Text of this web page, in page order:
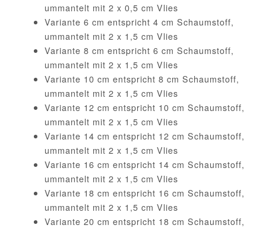
ummantelt mit 2 x 0,5 cm Vlies
Variante 6 cm entspricht 4 cm Schaumstoff,
ummantelt mit 2 x 1,5 cm Vlies
Variante 8 cm entspricht 6 cm Schaumstoff,
ummantelt mit 2 x 1,5 cm Vlies
Variante 10 cm entspricht 8 cm Schaumstoff,
ummantelt mit 2 x 1,5 cm Vlies
Variante 12 cm entspricht 10 cm Schaumstoff,
ummantelt mit 2 x 1,5 cm Vlies
Variante 14 cm entspricht 12 cm Schaumstoff,
ummantelt mit 2 x 1,5 cm Vlies
Variante 16 cm entspricht 14 cm Schaumstoff,
ummantelt mit 2 x 1,5 cm Vlies
Variante 18 cm entspricht 16 cm Schaumstoff,
ummantelt mit 2 x 1,5 cm Vlies
Variante 20 cm entspricht 18 cm Schaumstoff,